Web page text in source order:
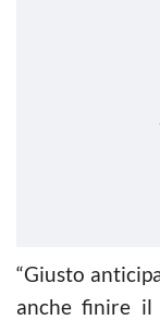
“Giusto
anche finire il